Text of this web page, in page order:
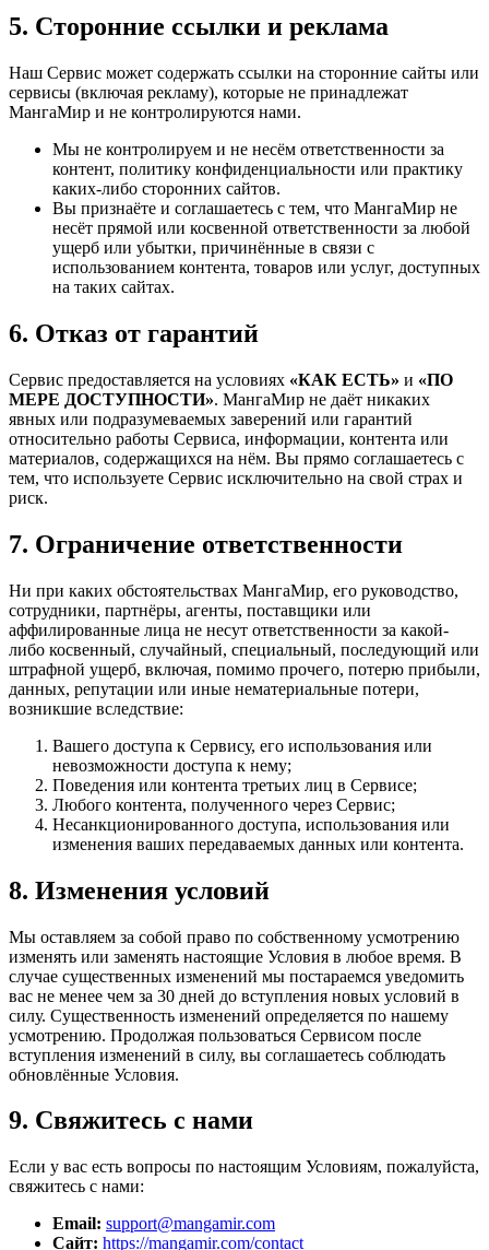
5. Сторонние ссылки и реклама
Наш Сервис может содержать ссылки на сторонние сайты или
сервисы (включая рекламу), которые не принадлежат
МангаМир и не контролируются нами.
Мы не контролируем и не несём ответственности за
контент, политику конфиденциальности или практику
каких-либо сторонних сайтов.
Вы признаёте и соглашаетесь с тем, что МангаМир не
несёт прямой или косвенной ответственности за любой
ущерб или убытки, причинённые в связи с
использованием контента, товаров или услуг, доступных
на таких сайтах.
6. Отказ от гарантий
Сервис предоставляется на условиях «КАК ЕСТЬ» и «ПО
МЕРЕ ДОСТУПНОСТИ». МангаМир не даёт никаких
явных или подразумеваемых заверений или гарантий
относительно работы Сервиса, информации, контента или
материалов, содержащихся на нём. Вы прямо соглашаетесь с
тем, что используете Сервис исключительно на свой страх и
риск.
7. Ограничение ответственности
Ни при каких обстоятельствах МангаМир, его руководство,
сотрудники, партнёры, агенты, поставщики или
аффилированные лица не несут ответственности за какой-
либо косвенный, случайный, специальный, последующий или
штрафной ущерб, включая, помимо прочего, потерю прибыли,
данных, репутации или иные нематериальные потери,
возникшие вследствие:
Вашего доступа к Сервису, его использования или
невозможности доступа к нему;
Поведения или контента третьих лиц в Сервисе;
Любого контента, полученного через Сервис;
Несанкционированного доступа, использования или
изменения ваших передаваемых данных или контента.
8. Изменения условий
Мы оставляем за собой право по собственному усмотрению
изменять или заменять настоящие Условия в любое время. В
случае существенных изменений мы постараемся уведомить
вас не менее чем за 30 дней до вступления новых условий в
силу. Существенность изменений определяется по нашему
усмотрению. Продолжая пользоваться Сервисом после
вступления изменений в силу, вы соглашаетесь соблюдать
обновлённые Условия.
9. Свяжитесь с нами
Если у вас есть вопросы по настоящим Условиям, пожалуйста,
свяжитесь с нами:
Email: support@mangamir.com
Сайт: https://mangamir.com/contact